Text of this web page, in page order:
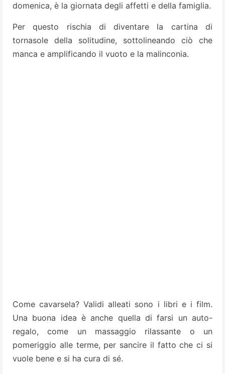
domenica, è la giornata degli affetti e della famiglia.
Per questo rischia di diventare la cartina di
tornasole della solitudine, sottolineando ciò che
manca e amplificando il vuoto e la malinconia.
Come cavarsela? Validi alleati sono i libri e i film.
Una buona idea è anche quella di farsi un auto-
regalo, come un massaggio rilassante o un
pomeriggio alle terme, per sancire il fatto che ci si
vuole bene e si ha cura di sé.